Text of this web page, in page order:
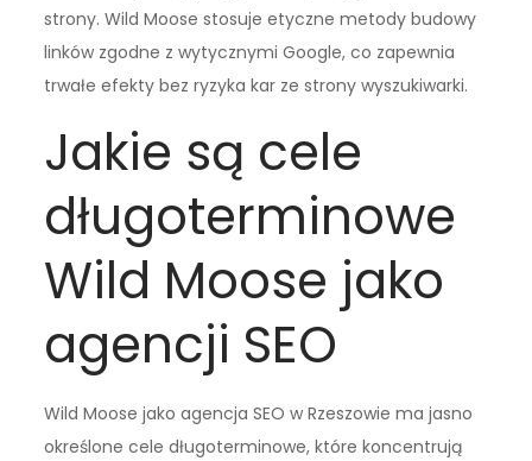
strony. Wild Moose stosuje etyczne metody budowy
linków zgodne z wytycznymi Google, co zapewnia
trwałe efekty bez ryzyka kar ze strony wyszukiwarki.
Jakie są cele
długoterminowe
Wild Moose jako
agencji SEO
Wild Moose jako agencja SEO w Rzeszowie ma jasno
określone cele długoterminowe, które koncentrują